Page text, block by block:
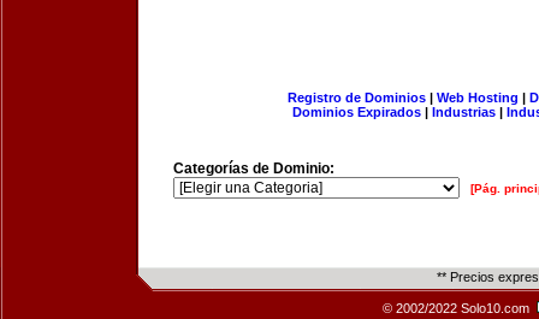
Registro de Dominios| Web Hosting |
Dominios Expirados | Industrias |
Categorías de Dominio:
[Pág.
** Precios
© 2002/2022 Solo10.com